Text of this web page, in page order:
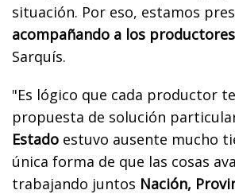
situación. Por eso, estamos
acompañando a los productores
Sarquís.
"Es lógico que cada productor
propuesta de solución
Estado estuvo ausente mucho
única forma de que las cosas
trabajando juntos Nación,